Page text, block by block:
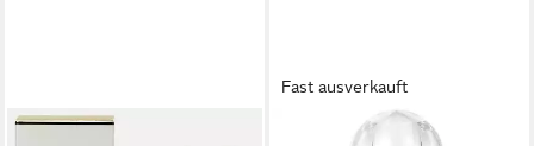
Fast ausverkauft
WOMEN'SECRET